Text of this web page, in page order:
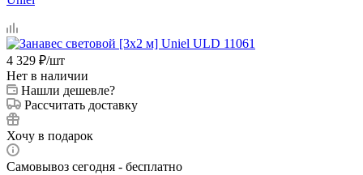
4 329 ₽/шт
Нет в наличии
Нашли дешевле?
Рассчитать доставку
Хочу в подарок
Самовывоз сегодня - бесплатно